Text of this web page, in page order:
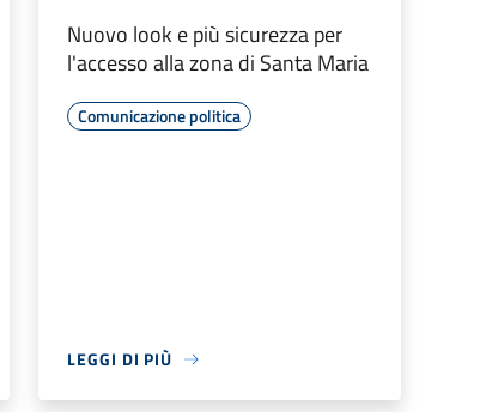
Nuovo look e più sicurezza per
l'accesso alla zona di Santa Maria
Comunicazione politica
LEGGI DI PIÙ